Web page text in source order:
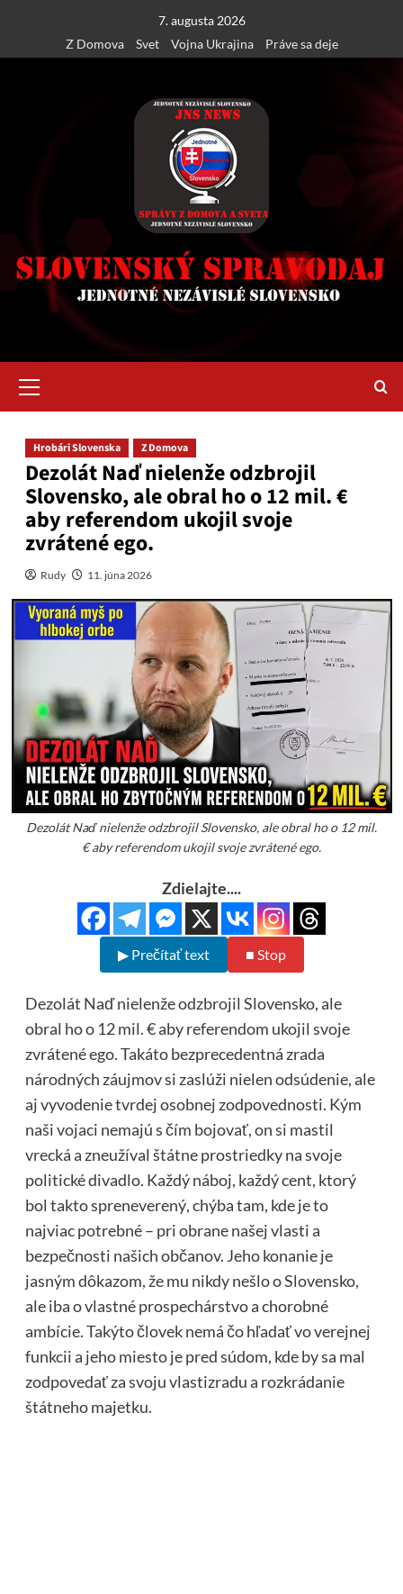
content
7. augusta 2026
Z Domova
Svet Vojna Ukrajina Práve sa deje
Menu
Hrobári Slovenska Z Domova
Dezolát Naď nielenže odzbrojil
Slovensko, ale obral ho o 12 mil. €
aby referendom ukojil svoje
zvrátené ego.
Rudy 11. júna 2026
Dezolát Naď nielenže odzbrojil Slovensko, ale obral ho o 12 mil.
€ aby referendom ukojil svoje zvrátené ego.
Zdielajte....
▶ Prečítať text ■ Stop
Dezolát Naď nielenže odzbrojil Slovensko, ale
obral ho o 12 mil. € aby referendom ukojil svoje
zvrátené ego. Takáto bezprecedentná zrada
národných záujmov si zaslúži nielen odsúdenie, ale
aj vyvodenie tvrdej osobnej zodpovednosti. Kým
naši vojaci nemajú s čím bojovať, on si mastil
vrecká a zneužíval štátne prostriedky na svoje
politické divadlo. Každý náboj, každý cent, ktorý
bol takto spreneverený, chýba tam, kde je to
najviac potrebné – pri obrane našej vlasti a
bezpečnosti našich občanov. Jeho konanie je
jasným dôkazom, že mu nikdy nešlo o Slovensko,
ale iba o vlastné prospechárstvo a chorobné
ambície. Takýto človek nemá čo hľadať vo verejnej
funkcii a jeho miesto je pred súdom, kde by sa mal
zodpovedať za svoju vlastizradu a rozkrádanie
štátneho majetku.